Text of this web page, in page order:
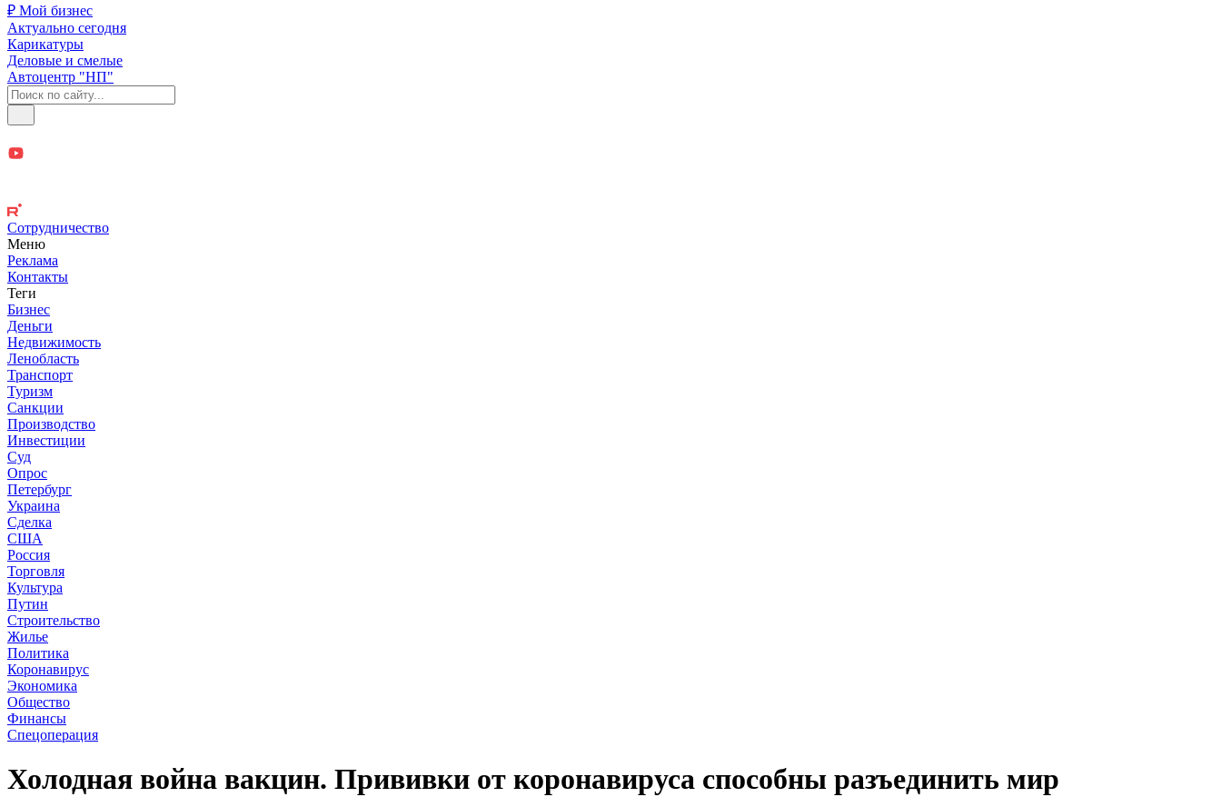
₽ Мой бизнес
Актуально сегодня
Карикатуры
Деловые и смелые
Автоцентр "НП"
Сотрудничество
Меню
Реклама
Контакты
Теги
Бизнес
Деньги
Недвижимость
Ленобласть
Транспорт
Туризм
Санкции
Производство
Инвестиции
Суд
Опрос
Петербург
Украина
Сделка
США
Россия
Торговля
Культура
Путин
Строительство
Жилье
Политика
Коронавирус
Экономика
Общество
Финансы
Спецоперация
Холодная война вакцин. Прививки от коронавируса способны разъединить мир